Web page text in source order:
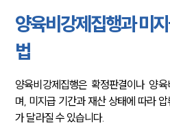
양육비강제집행과 미
법
양육비강제집행은 확정판결이나 양
며, 미지급 기간과 재산 상태에 따라
가 달라질 수 있습니다.